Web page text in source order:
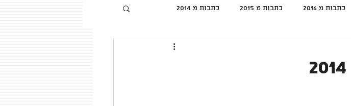
כתבות מ 2016 כתבות מ 2015 כתבות מ 2014